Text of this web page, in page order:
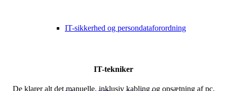
IT-sikkerhed og persondataforordning
IT-tekniker
De klarer alt det manuelle, inklusiv kabling og opsætning af pc,